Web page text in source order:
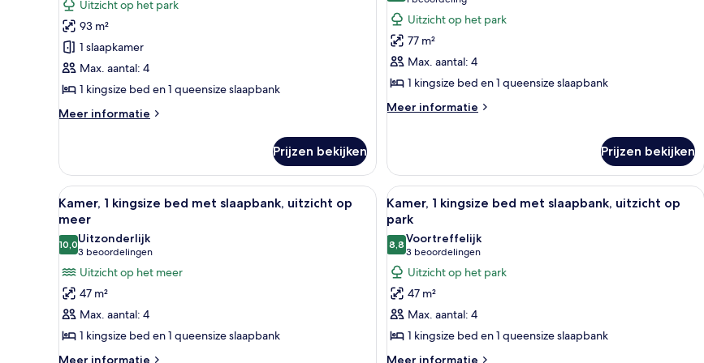
Deluxe
suite,
kingsize
bed
met
slaapbank,
op
park
laden
Uitzicht op het park
93 m²
1 slaapkamer
Max. aantal: 4
1 kingsize bed en 1 queensize slaapbank
Meer informatie
Meer
suite,
kingsize
bed
slaapbank,
uitzicht
op
park
Prijzen bekijken
Suite,
1
kingsize
bed
met
slaapbank,
park
laden
beoordeling)
Uitzicht op het park
77 m²
Max. aantal: 4
1 kingsize bed en 1 queensize slaapbank
Meer informatie
Meer
1
kingsize
bed
met
slaapbank,
uitzicht
op
park
Prijzen bekijken
Alle
foto's
voor
Kamer,
1
kingsize
bed
met
slaapbank,
Hotelkamer met een groot bed, een bank, een eettafel en een balkon met uitzicht.
3
Kamer, 1 kingsize bed met slaapbank, uitzicht op
meer
10,010,0 van 10
Uitzonderlijk
3 beoordelingen
(3
beoordelingen)
Uitzicht op het meer
47 m²
Max. aantal: 4
1 kingsize bed en 1 queensize slaapbank
Meer informatie
Meer
Alle
foto's
voor
Kamer,
kingsize
bed
met
slaapbank,
Hotelkamer met een groot bed,
4
Kamer, 1 kingsize bed met slaapbank, uitzicht op
park
8,88,8 van 10
Voortreffelijk
3 beoordelingen
(3
beoordelingen)
Uitzicht op het park
47 m²
Max. aantal: 4
1 kingsize bed en 1 queensize slaapbank
Meer informatie
Meer